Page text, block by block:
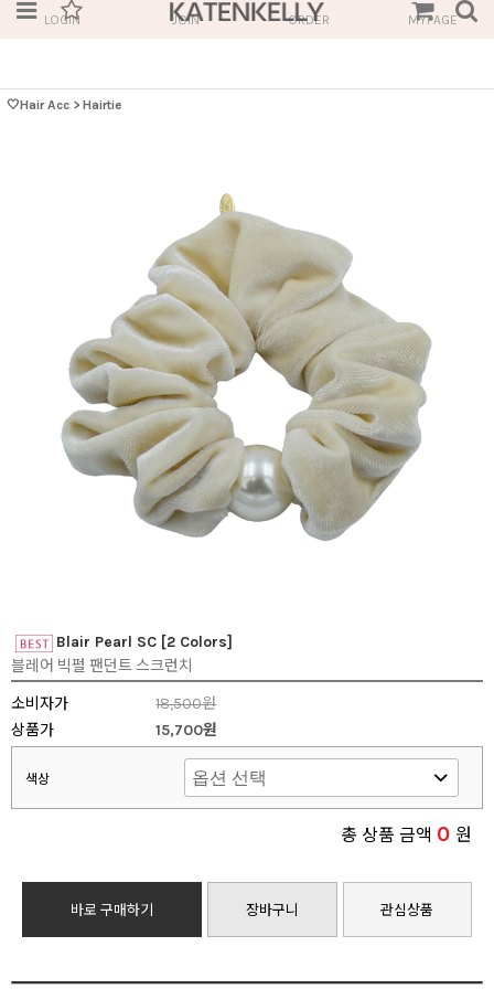
LOGIN JOIN ORDER MYPAGE
🤍Hair Acc > Hairtie
Blair Pearl SC [2 Colors]
블레어 빅펄 팬던트 스크런치
소비자가
18,500원
상품가
15,700원
색상
총 상품 금액 0 원
바로 구매하기 장바구니 관심상품